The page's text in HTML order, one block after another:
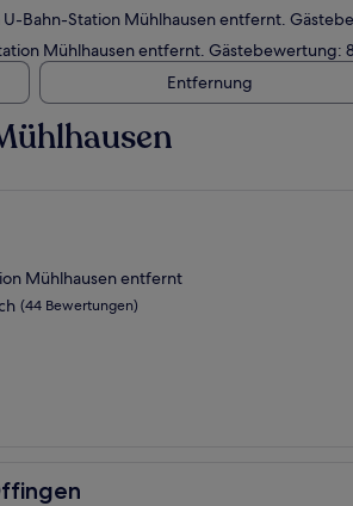
Bahn-Station Mühlhausen entfernt.
Mühlhausen entfernt. Gästebewertung:
Entfernung
Mühlhausen entfernt
(44 Bewertungen)